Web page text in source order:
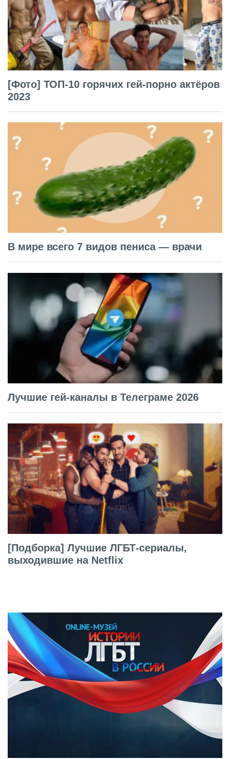
[Фото] ТОП-10 горячих гей-порно актёров
2023
В мире всего 7 видов пениса — врачи
Лучшие гей-каналы в Телеграме 2026
[Подборка] Лучшие ЛГБТ-сериалы,
выходившие на Netflix